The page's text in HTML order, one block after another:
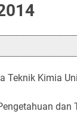
Teknik Kimia
dan